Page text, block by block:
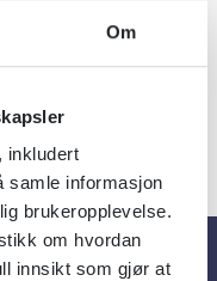
Om
inkludert
samle informasjon
brukeropplevelse.
om hvordan
innsikt som gjør at
Alfabetisk